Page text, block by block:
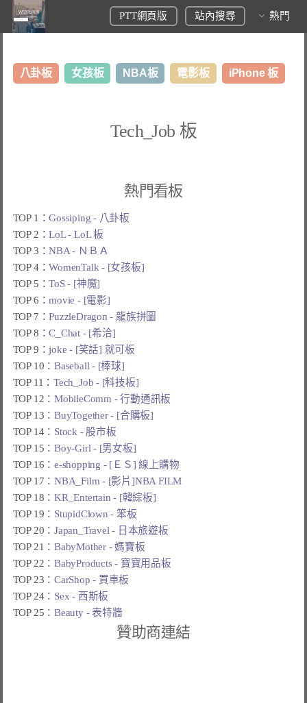
PTT網頁版 站內搜尋 熱門
八卦板 女孩板 NBA板 電影板 iPhone 板
Tech_Job 板
熱門看板
TOP 1：Gossiping - 八卦板
TOP 2：LoL - LoL 板
TOP 3：NBA - ＮＢＡ
TOP 4：WomenTalk - [女孩板]
TOP 5：ToS - [神魔]
TOP 6：movie - [電影]
TOP 7：PuzzleDragon - 龍族拼圖
TOP 8：C_Chat - [希洽]
TOP 9：joke - [笑話] 就可板
TOP 10：Baseball - [棒球]
TOP 11：Tech_Job - [科技板]
TOP 12：MobileComm - 行動通訊板
TOP 13：BuyTogether - [合購板]
TOP 14： Stock - 股市板
TOP 15：Boy-Girl - [男女板]
TOP 16：e-shopping - [ＥＳ] 線上購物
TOP 17：NBA_Film - [影片]NBA FILM
TOP 18：KR_Entertain - [韓綜板]
TOP 19： StupidClown - 笨板
TOP 20：Japan_Travel - 日本旅遊板
TOP 21：BabyMother - 媽寶板
TOP 22：BabyProducts - 寶寶用品板
TOP 23：CarShop - 買車板
TOP 24： Sex - 西斯板
TOP 25：Beauty - 表特牆
贊助商連結